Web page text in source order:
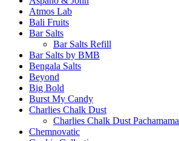
Atmos Lab
Bali Fruits
Bar Salts
Bar Salts Refill
Bar Salts by BMB
Bengala Salts
Beyond
Big Bold
Burst My Candy
Charlies Chalk Dust
Charlies Chalk Dust Pachamama
Chemnovatic